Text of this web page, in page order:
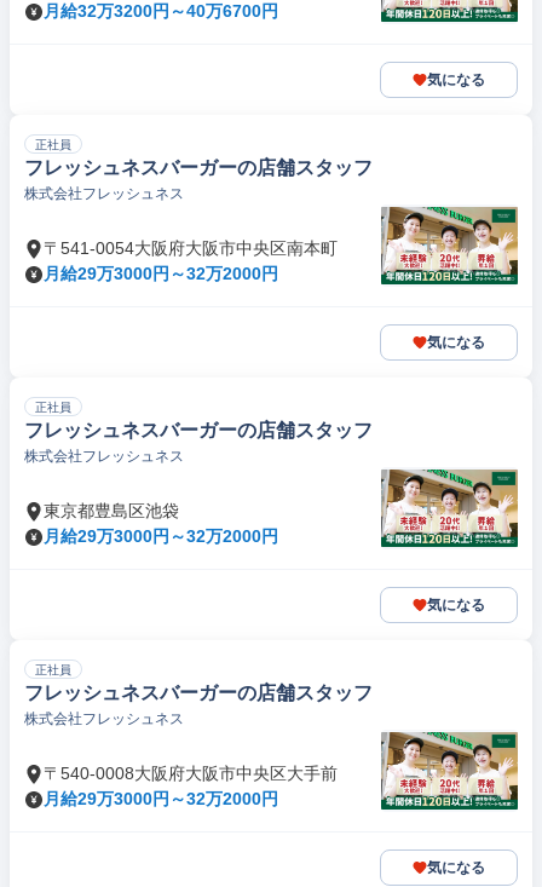
月給32万3200円～40万6700円
気になる
正社員
フレッシュネスバーガーの店舗スタッフ
株式会社フレッシュネス
〒541-0054大阪府大阪市中央区南本町
月給29万3000円～32万2000円
気になる
正社員
フレッシュネスバーガーの店舗スタッフ
株式会社フレッシュネス
東京都豊島区池袋
月給29万3000円～32万2000円
気になる
正社員
フレッシュネスバーガーの店舗スタッフ
株式会社フレッシュネス
〒540-0008大阪府大阪市中央区大手前
月給29万3000円～32万2000円
気になる